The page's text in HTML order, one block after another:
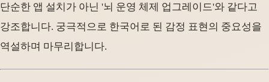
단순한 앱 설치가 아닌 '뇌 운영 체제 업그레이드'와 같다고
강조합니다. 궁극적으로 한국어로 된 감정 표현의 중요성을
역설하며 마무리합니다.